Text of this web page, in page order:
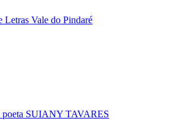
Vale do Pindaré
poeta SUIANY TAVARES